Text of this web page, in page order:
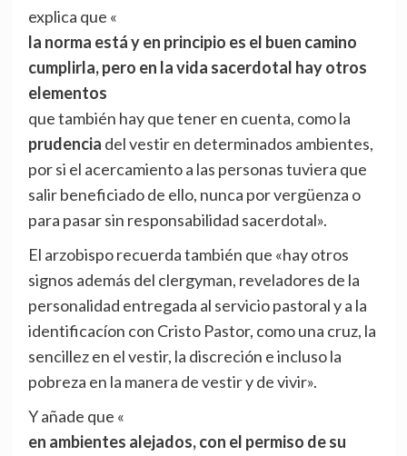
explica que «
la norma está y en principio es el buen camino
cumplirla, pero en la vida sacerdotal hay otros
elementos
que también hay que tener en cuenta, como la
prudencia del vestir en determinados ambientes,
por si el acercamiento a las personas tuviera que
salir beneficiado de ello, nunca por vergüenza o
para pasar sin responsabilidad sacerdotal».
El arzobispo recuerda también que «hay otros
signos además del clergyman, reveladores de la
personalidad entregada al servicio pastoral y a la
identificacíon con Cristo Pastor, como una cruz, la
sencillez en el vestir, la discreción e incluso la
pobreza en la manera de vestir y de vivir».
Y añade que «
en ambientes alejados, con el permiso de su